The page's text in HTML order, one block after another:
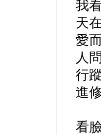
我
天
愛
人
行
進
看